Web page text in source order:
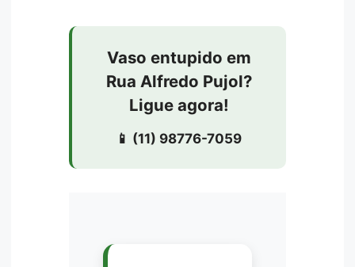
Vaso entupido em
Rua Alfredo Pujol?
Ligue agora!
📱 (11) 98776-7059